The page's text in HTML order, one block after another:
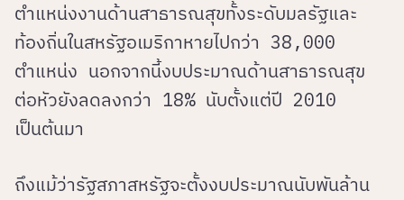
ตำแหน่งงานด้านสาธารณสุขทั้งระดับมลรัฐและ
ท้องถิ่นในสหรัฐอเมริกาหายไปกว่า 38,000
ตำแหน่ง นอกจากนี้งบประมาณด้านสาธารณสุข
ต่อหัวยังลดลงกว่า 18% นับตั้งแต่ปี 2010
เป็นต้นมา
ถึงแม้ว่ารัฐสภาสหรัฐจะตั้งงบประมาณนับพันล้าน